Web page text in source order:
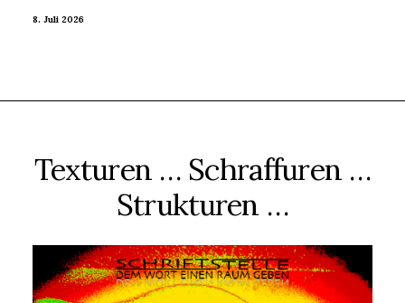
8. Juli 2026
Texturen … Schraffuren …
Strukturen …